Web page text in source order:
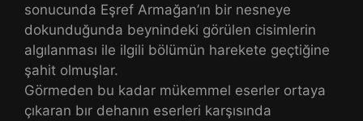
sonucunda Eşref Armağan’ın bir nesneye
dokunduğunda beynindeki görülen cisimlerin
algılanması ile ilgili bölümün harekete geçtiğine
şahit olmuşlar.
Görmeden bu kadar mükemmel eserler ortaya
çıkaran bır dehanın eserleri karşısında